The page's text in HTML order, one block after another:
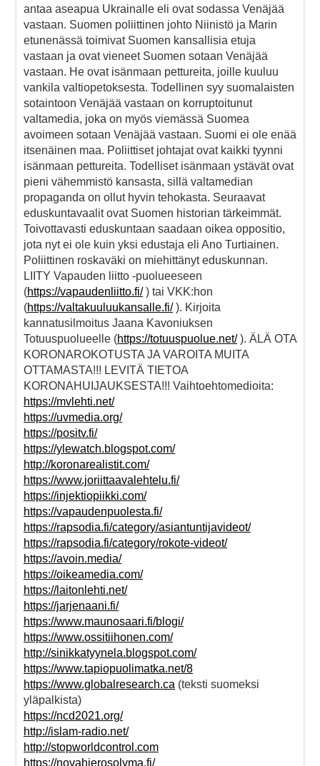
antaa aseapua Ukrainalle eli ovat sodassa Venäjää
vastaan. Suomen poliittinen johto Niinistö ja Marin
etunenässä toimivat Suomen kansallisia etuja
vastaan ja ovat vieneet Suomen sotaan Venäjää
vastaan. He ovat isänmaan pettureita, joille kuuluu
vankila valtiopetoksesta. Todellinen syy suomalaisten
sotaintoon Venäjää vastaan on korruptoitunut
valtamedia, joka on myös viemässä Suomea
avoimeen sotaan Venäjää vastaan. Suomi ei ole enää
itsenäinen maa. Poliittiset johtajat ovat kaikki tyynni
isänmaan pettureita. Todelliset isänmaan ystävät ovat
pieni vähemmistö kansasta, sillä valtamedian
propaganda on ollut hyvin tehokasta. Seuraavat
eduskuntavaalit ovat Suomen historian tärkeimmät.
Toivottavasti eduskuntaan saadaan oikea oppositio,
jota nyt ei ole kuin yksi edustaja eli Ano Turtiainen.
Poliittinen roskaväki on miehittänyt eduskunnan.
LIITY Vapauden liitto -puolueeseen
(https://vapaudenliitto.fi/) tai VKK:hon
(https://valtakuuluukansalle.fi/). Kirjoita
kannatusilmoitus Jaana Kavoniuksen
Totuuspuolueelle (https://totuuspuolue.net/). ÄLÄ OTA
KORONAROKOTUSTA JA VAROITA MUITA
OTTAMASTA!!! LEVITÄ TIETOA
KORONAHUIJAUKSESTA!!! Vaihtoehtomedioita:
https://mvlehti.net/
https://uvmedia.org/
https://positv.fi/
https://ylewatch.blogspot.com/
http://koronarealistit.com/
https://www.joriittaavalehtelu.fi/
https://injektiopiikki.com/
https://vapaudenpuolesta.fi/
https://rapsodia.fi/category/asiantuntijavideot/
https://rapsodia.fi/category/rokote-videot/
https://avoin.media/
https://oikeamedia.com/
https://laitonlehti.net/
https://jarjenaani.fi/
https://www.maunosaari.fi/blogi/
https://www.ossitiihonen.com/
http://sinikkatyynela.blogspot.com/
https://www.tapiopuolimatka.net/8
https://www.globalresearch.ca (teksti suomeksi
yläpalkista)
https://ncd2021.org/
http://islam-radio.net/
http://stopworldcontrol.com
https://novahierosolyma.fi/